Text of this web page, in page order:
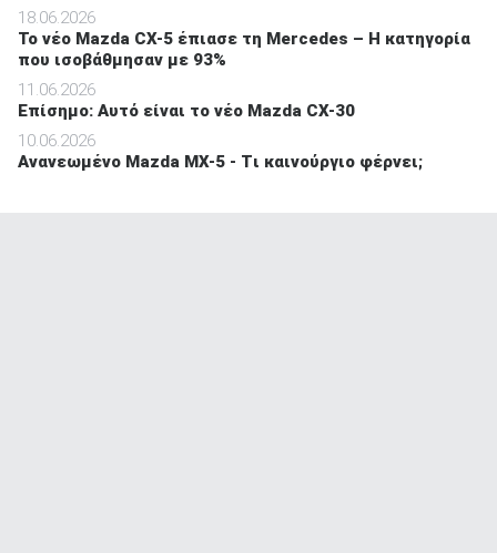
18.06.2026
Το νέο Mazda CX-5 έπιασε τη Mercedes – Η κατηγορία
που ισοβάθμησαν με 93%
11.06.2026
Επίσημο: Αυτό είναι το νέο Mazda CX-30
10.06.2026
Ανανεωμένο Mazda MX-5 - Tι καινούργιο φέρνει;